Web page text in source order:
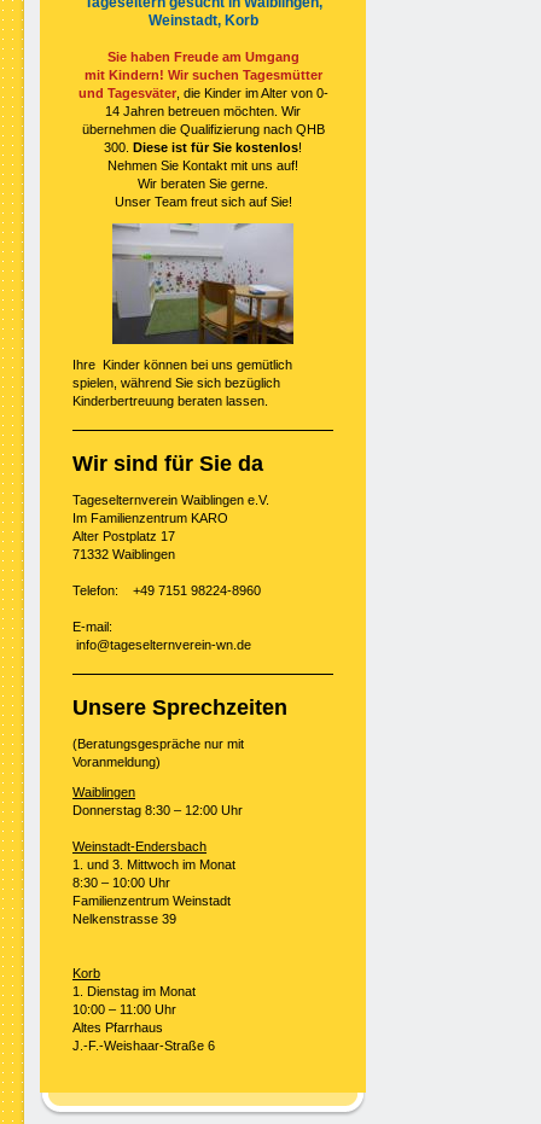
Weinstadt, Korb
Sie haben Freude am Umgang
mit Kindern! Wir suchen Tagesmütter
und Tagesväter, die Kinder im Alter von 0-
14 Jahren betreuen möchten. Wir
übernehmen die Qualifizierung nach QHB
300. Diese ist für Sie kostenlos!
Nehmen Sie Kontakt mit uns auf!
Wir beraten Sie gerne.
Unser Team freut sich auf Sie!
Ihre Kinder können bei uns gemütlich
spielen, während Sie sich bezüglich
Kinderbertreuung beraten lassen.
Wir sind für Sie da
Tageselternverein Waiblingen e.V.
Im Familienzentrum KARO
Alter Postplatz 17
71332 Waiblingen
Telefon: +49 7151 98224-8960
E-mail:
info@tageselternverein-wn.de
Unsere Sprechzeiten
(Beratungsgespräche nur mit
Voranmeldung)
Waiblingen
Donnerstag 8:30 – 12:00 Uhr
Weinstadt-Endersbach
1. und 3. Mittwoch im Monat
8:30 – 10:00 Uhr
Familienzentrum Weinstadt
Nelkenstrasse 39
Korb
1. Dienstag im Monat
10:00 – 11:00 Uhr
Altes Pfarrhaus
J.-F.-Weishaar-Straße 6